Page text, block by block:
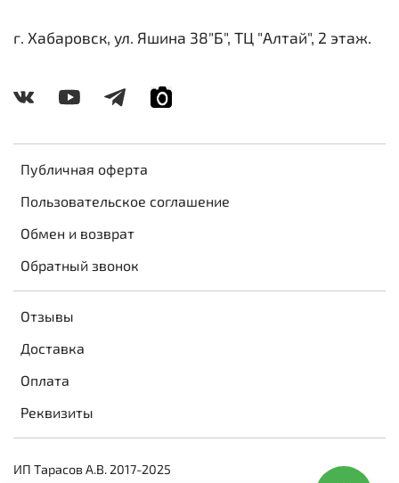
Публичная оферта
Пользовательское соглашение
Обмен и возврат
Обратный звонок
Отзывы
Доставка
Оплата
Реквизиты
г. Хабаровск, ул. Яшина 38"Б", ТЦ "Алтай", 2 этаж.
ИП Тарасов А.В. 2017-2025